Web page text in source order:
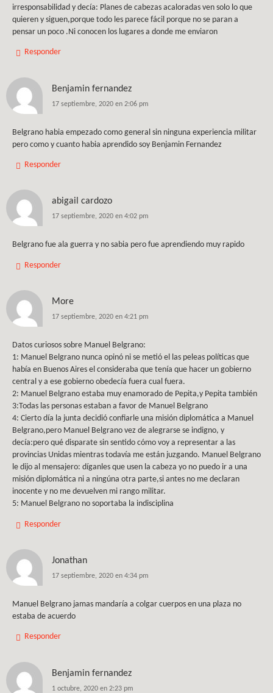
irresponsabilidad y decía: Planes de cabezas acaloradas ven solo lo que
quieren y siguen,porque todo les parece fácil porque no se paran a
pensar un poco .Ni conocen los lugares a donde me enviaron
Responder
Benjamin fernandez
17 septiembre, 2020 en 2:06 pm
Belgrano habia empezado como general sin ninguna experiencia militar
pero como y cuanto habia aprendido soy Benjamin Fernandez
Responder
abigail cardozo
17 septiembre, 2020 en 4:02 pm
Belgrano fue ala guerra y no sabia pero fue aprendiendo muy rapido
Responder
More
17 septiembre, 2020 en 4:21 pm
Datos curiosos sobre Manuel Belgrano:
1: Manuel Belgrano nunca opinó ni se metió el las peleas políticas que
había en Buenos Aires el consideraba que tenía que hacer un gobierno
central y a ese gobierno obedecía fuera cual fuera.
2: Manuel Belgrano estaba muy enamorado de Pepita,y Pepita también
3:Todas las personas estaban a favor de Manuel Belgrano
4: Cierto día la junta decidió confiarle una misión diplomática a Manuel
Belgrano,pero Manuel Belgrano vez de alegrarse se indigno, y
decía:pero qué disparate sin sentido cómo voy a representar a las
provincias Unidas mientras todavía me están juzgando. Manuel Belgrano
le dijo al mensajero: díganles que usen la cabeza yo no puedo ir a una
misión diplomática ni a ningúna otra parte,si antes no me declaran
inocente y no me devuelven mi rango militar.
5: Manuel Belgrano no soportaba la indisciplina
Responder
Jonathan
17 septiembre, 2020 en 4:34 pm
Manuel Belgrano jamas mandaría a colgar cuerpos en una plaza no
estaba de acuerdo
Responder
Benjamin fernandez
1 octubre, 2020 en 2:23 pm